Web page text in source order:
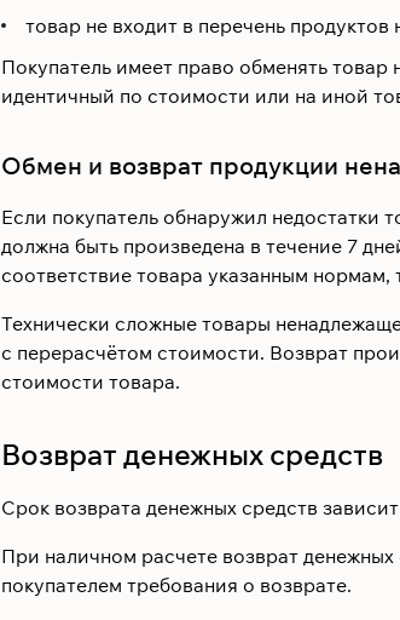
товар не входит в перечень
Покупатель имеет право обменять
идентичный по стоимости или на иной
Обмен и возврат продукции
Если покупатель обнаружил недостатки
должна быть произведена в течение 7
соответствие товара указанным
Технически сложные товары
с перерасчётом стоимости. Возврат
стоимости товара.
Возврат денежных средств
Срок возврата денежных средств
При наличном расчете возврат денежных
покупателем требования о возврате.